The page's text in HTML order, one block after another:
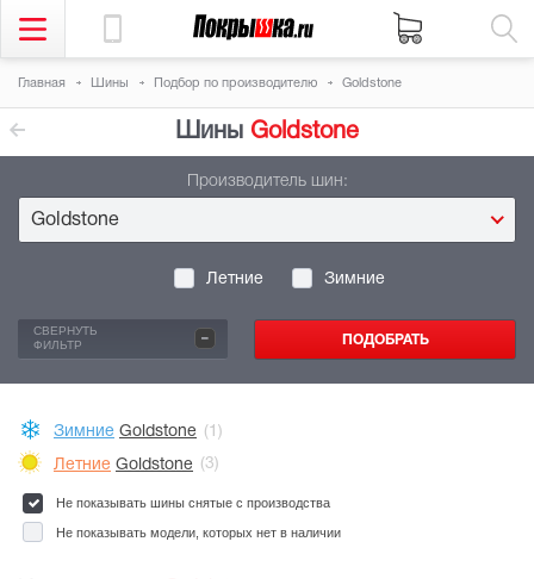
Главная Шины Подбор по производителю Goldstone
Шины Goldstone
Производитель шин:
Goldstone
Летние Зимние
СВЕРНУТЬ
ФИЛЬТР
-
Зимние Goldstone (1)
Летние Goldstone (3)
Не показывать шины снятые с производства
Не показывать модели, которых нет в наличии